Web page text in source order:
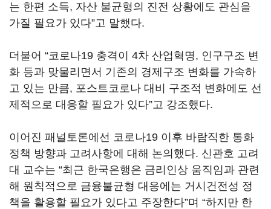
는 한편 소득, 자산 불균형의 진전 상황에도 관심을
가질 필요가 있다”고 말했다.
더불어 “코로나19 충격이 4차 산업혁명, 인구구조 변
화 등과 맞물리면서 기존의 경제구조 변화를 가속하
고 있는 만큼, 포스트코로나 대비 구조적 변화에도 선
제적으로 대응할 필요가 있다”고 강조했다.
이어진 패널토론에선 코로나19 이후 바람직한 통화
정책 방향과 고려사항에 대해 논의했다. 신관호 고려
대 교수는 “최근 한국은행은 금리인상 움직임과 관련
해 원칙적으로 금융불균형 대응에는 거시건전성 정
책을 활용할 필요가 있다고 주장한다”며 “하지만 한